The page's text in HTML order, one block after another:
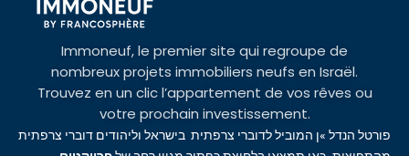
Immoneuf, le premier site qui regroupe de
nombreux projets immobiliers neufs en Israël.
Trouvez en un clic l’appartement de vos rêves ou
votre prochain investissement.
פורטל הנדל »ן המוביל לדוברי צרפתית בישראל וליהודים דוברי צרפתית